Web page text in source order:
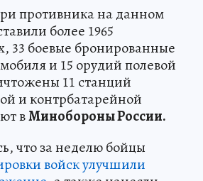
противника на данном
более 1965
33 боевые бронированные
и 15 орудий полевой
11 станций
и контрбатарейной
вМинобороны России.
что за неделю бойцы
войск улучшили